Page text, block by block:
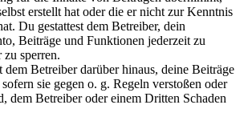
erstellt hat oder die er nicht zur Kenntnis
Du gestattest dem Betreiber, dein
Beiträge und Funktionen jederzeit zu
zu sperren.
dem Betreiber darüber hinaus, deine Beiträge
sie gegen o. g. Regeln verstoßen oder
dem Betreiber oder einem Dritten Schaden